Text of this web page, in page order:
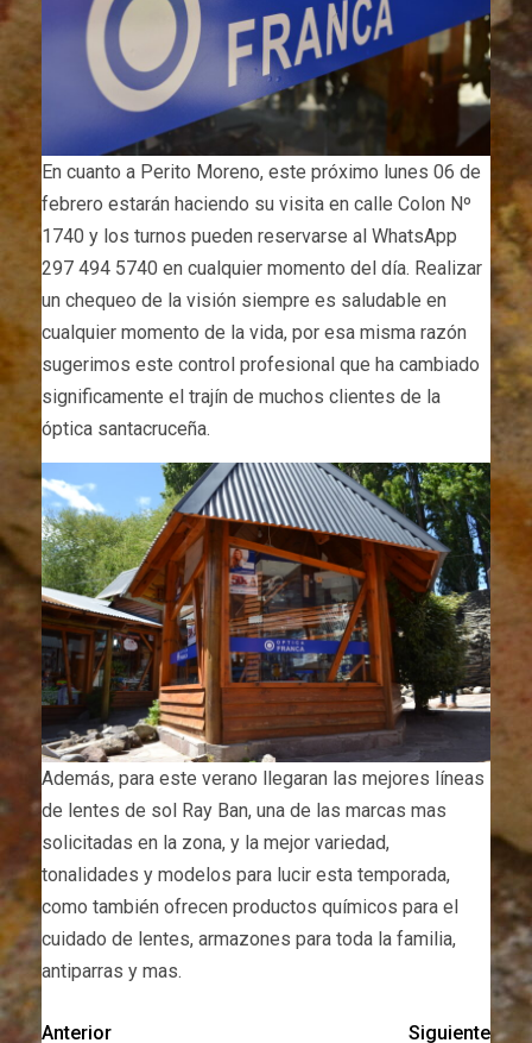
En cuanto a Perito Moreno, este próximo lunes 06 de
febrero estarán haciendo su visita en calle Colon Nº
1740 y los turnos pueden reservarse al WhatsApp
297 494 5740 en cualquier momento del día. Realizar
un chequeo de la visión siempre es saludable en
cualquier momento de la vida, por esa misma razón
sugerimos este control profesional que ha cambiado
significamente el trajín de muchos clientes de la
óptica santacruceña.
Además, para este verano llegaran las mejores líneas
de lentes de sol Ray Ban, una de las marcas mas
solicitadas en la zona, y la mejor variedad,
tonalidades y modelos para lucir esta temporada,
como también ofrecen productos químicos para el
cuidado de lentes, armazones para toda la familia,
antiparras y mas.
Anterior
Siguiente